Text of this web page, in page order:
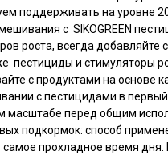
поддерживать на уровне
с SIKOGREEN
роста, всегда добавляйте
пестициды и стимуляторы
с продуктами на основе
с пестицидами в первый
масштабе перед общим
подкормок: способ
прохладное время